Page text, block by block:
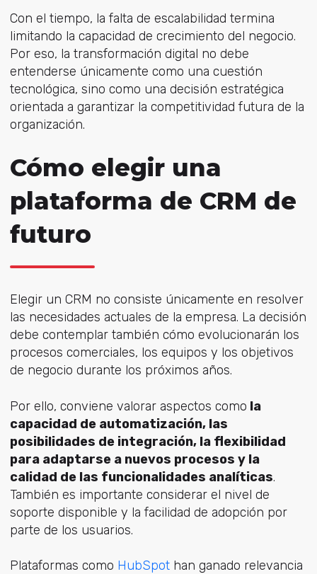
Con el tiempo, la falta de escalabilidad termina
limitando la capacidad de crecimiento del negocio.
Por eso, la transformación digital no debe
entenderse únicamente como una cuestión
tecnológica, sino como una decisión estratégica
orientada a garantizar la competitividad futura de la
organización.
Cómo elegir una
plataforma de CRM de
futuro
Elegir un CRM no consiste únicamente en resolver
las necesidades actuales de la empresa. La decisión
debe contemplar también cómo evolucionarán los
procesos comerciales, los equipos y los objetivos
de negocio durante los próximos años.
Por ello, conviene valorar aspectos como la
capacidad de automatización, las
posibilidades de integración, la flexibilidad
para adaptarse a nuevos procesos y la
calidad de las funcionalidades analíticas.
También es importante considerar el nivel de
soporte disponible y la facilidad de adopción por
parte de los usuarios.
Plataformas como HubSpothan ganado relevancia